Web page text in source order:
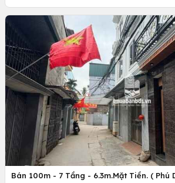
Bán 100m - 7 Tầng - 6.3m.Mặt Tiền. ( Phú